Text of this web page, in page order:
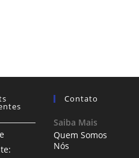
Contato
Saiba Mais
Quem Somos
Nós